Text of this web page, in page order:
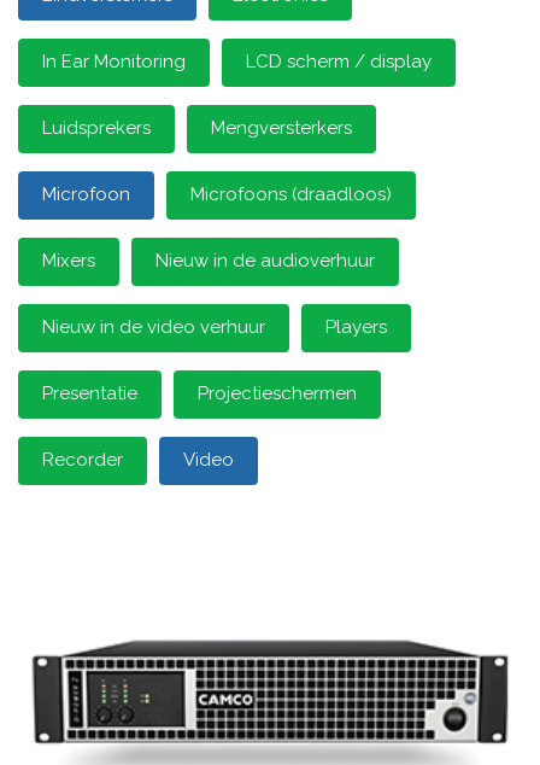
In Ear Monitoring LCD scherm / display
Luidsprekers Mengversterkers
Microfoon Microfoons (draadloos)
Mixers Nieuw in de audioverhuur
Nieuw in de video verhuur Players
Presentatie Projectieschermen
Recorder Video